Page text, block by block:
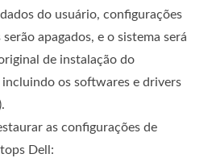
do usuário, configurações
apagados, e o sistema será
de instalação do
os softwares e drivers
as configurações de
Dell: